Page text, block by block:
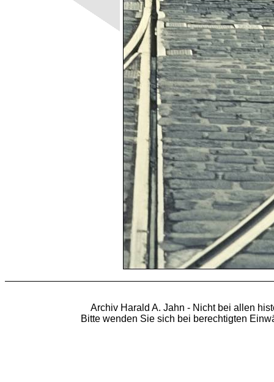
Archiv Harald A. Jahn - Nicht bei allen
Bitte wenden Sie sich bei berechtigten